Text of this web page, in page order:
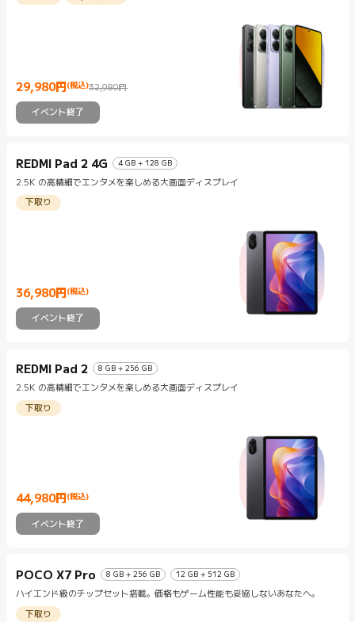
29,980円 (税込)
Current Price 円2998032,980円
マーケティング価格 32,980円
イベント終了
REDMI Pad 2 4G 4 GB + 128 GB
2.5K の高精細でエンタメを楽しめる大画面ディスプレイ
下取り
36,980円 (税込)
Current Price 円36980
イベント終了
REDMI Pad 2 8 GB + 256 GB
2.5K の高精細でエンタメを楽しめる大画面ディスプレイ
下取り
44,980円 (税込)
Current Price 円44980
イベント終了
POCO X7 Pro 8 GB + 256 GB 12 GB + 512 GB
ハイエンド級のチップセット搭載。価格もゲーム性能も妥協しないあなたへ。
下取り